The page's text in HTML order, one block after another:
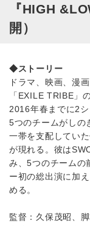
『HIGH
開）
◆ストーリー
ドラマ、映画、漫
「EXILE TRIBE」
2016年春までに2
5つのチームがしの
一帯を支配してい
が現れる。彼は
み、5つのチーム
ー初の総出演に加
める。
監督：久保茂昭、